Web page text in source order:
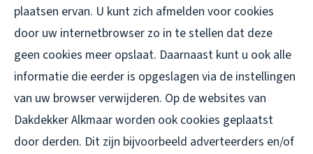
plaatsen ervan. U kunt zich afmelden voor cookies
door uw internetbrowser zo in te stellen dat deze
geen cookies meer opslaat. Daarnaast kunt u ook alle
informatie die eerder is opgeslagen via de instellingen
van uw browser verwijderen. Op de websites van
Dakdekker Alkmaar worden ook cookies geplaatst
door derden. Dit zijn bijvoorbeeld adverteerders en/of